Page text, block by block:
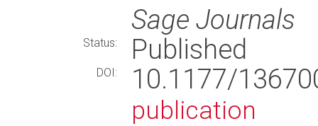
Sage Journals
Status: Published
DOI: 10.1177/
publication